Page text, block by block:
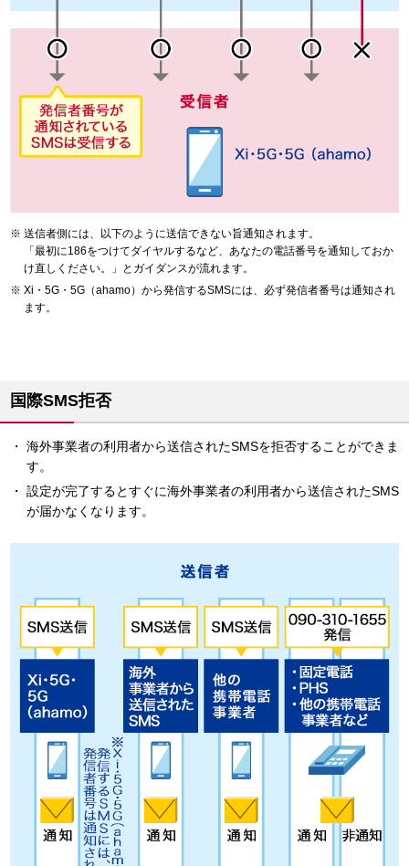
送信者側には、以下のように送信できない旨通知されます。
「最初に186をつけてダイヤルするなど、あなたの電話番号を通知しておか
け直しください。」とガイダンスが流れます。
Xi・5G・5G（ahamo）から発信するSMSには、必ず発信者番号は通知され
ます。
国際SMS拒否
海外事業者の利用者から送信されたSMSを拒否することができま
す。
設定が完了するとすぐに海外事業者の利用者から送信されたSMS
が届かなくなります。